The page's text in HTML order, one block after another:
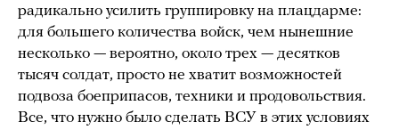
радикально усилить группировку на плацдарме:
для большего количества войск, чем нынешние
несколько — вероятно, около трех — десятков
тысяч солдат, просто не хватит возможностей
подвоза боеприпасов, техники и продовольствия.
Все, что нужно было сделать ВСУ в этих условиях